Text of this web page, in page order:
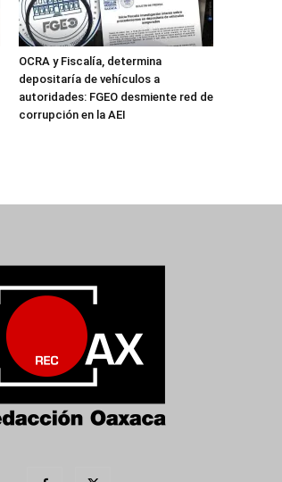
OCRA y Fiscalía, determina
depositaría de vehículos a
autoridades: FGEO desmiente red de
corrupción en la AEI